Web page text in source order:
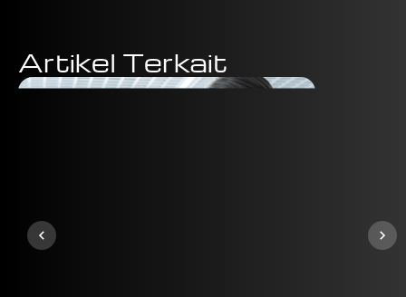
Artikel Terkait